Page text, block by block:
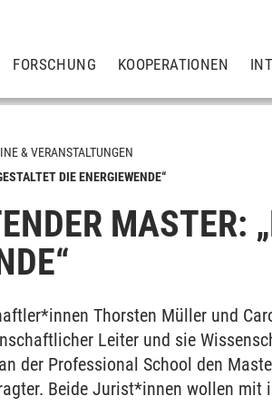
FORSCHUNG KOOPERATIONEN
& VERANSTALTUNGEN
DIE ENERGIEWENDE“
MASTER:
Thorsten Müller und
Leiter und sie
der Professional School den
Beide Jurist*innen wollen mit